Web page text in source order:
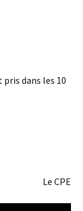
dans les 10
Le CPE